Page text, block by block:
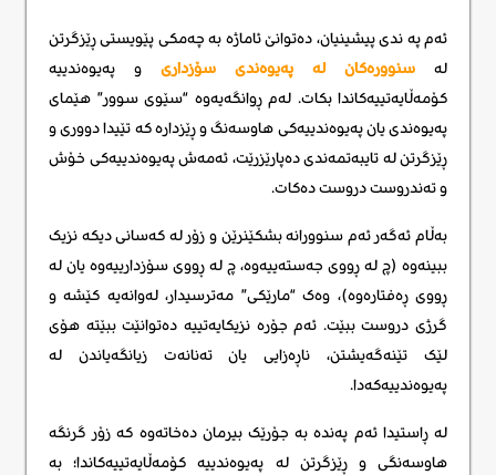
ئەم په ندی پیشینیان، دەتوانێ ئاماژە بە چەمکی پێویستی ڕێزگرتن
لە سنوورەکان لە پەیوەندی سۆزداری و پەیوەندییە
کۆمەڵایەتییەکاندا بکات. لەم ڕوانگەیەوە “سێوی سوور” هێمای
پەیوەندی یان پەیوەندییەکی هاوسەنگ و ڕێزدارە کە تێیدا دووری و
ڕێزگرتن لە تایبەتمەندی دەپارێزرێت، ئەمەش پەیوەندییەکی خۆش
و تەندروست دروست دەکات.
بەڵام ئەگەر ئەم سنوورانە بشکێنرێن و زۆر لە کەسانی دیکە نزیک
ببینەوە (چ لە ڕووی جەستەییەوە، چ لە ڕووی سۆزدارییەوە یان لە
ڕووی ڕەفتارەوە)، وەک “مارێکی” مەترسیدار، لەوانەیە کێشە و
گرژی دروست ببێت. ئەم جۆرە نزیکایەتییە دەتوانێت ببێتە هۆی
لێک تێنەگەیشتن، ناڕەزایی یان تەنانەت زیانگەیاندن لە
پەیوەندییەکەدا.
لە ڕاستیدا ئەم پەندە بە جۆرێک بیرمان دەخاتەوە کە زۆر گرنگە
هاوسەنگی و ڕێزگرتن لە پەیوەندییە کۆمەڵایەتییەکاندا؛ بە